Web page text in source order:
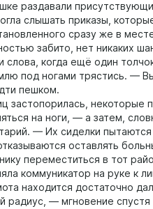
раздавали
слышать приказы,
сразу же в
забито, нет никаких
слова, когда ещё один
под ногами трястись. —
пешком.
некоторые
на ноги, — а затем,
— Их сиделки пытаются
оставлять
переместиться в тот
коммуникатор на руке к
находится достаточно
радиус, — мгновение